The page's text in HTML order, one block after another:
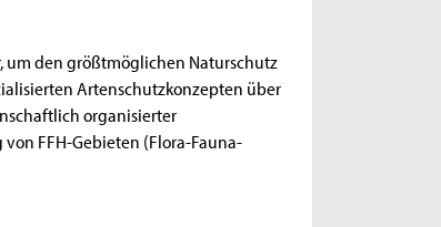
um den größtmöglichen Naturschutz
Artenschutzkonzepten über
organisierter
FFH-Gebieten (Flora-Fauna-